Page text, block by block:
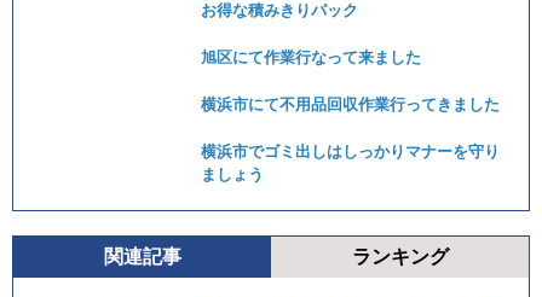
お得な積みきりパック
旭区にて作業行なって来ました
横浜市にて不用品回収作業行ってきました
横浜市でゴミ出しはしっかりマナーを守り
ましょう
関連記事 ランキング